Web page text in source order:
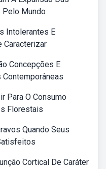
Pelo Mundo
Intolerantes E
Caracterizar
Concepções E
Para O Consumo
Florestais
Quando Seus
Cortical De Caráter